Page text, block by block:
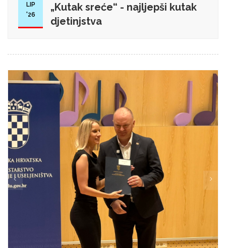
LIP
'26
„Kutak sreće“ - najljepši kutak
djetinjstva